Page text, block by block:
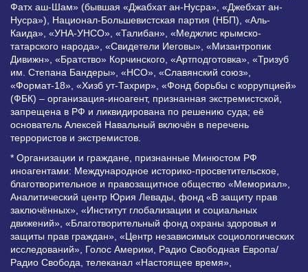
Фатх аш-Шам» (бывшая «Джабхат ан-Нусра», «Джебхат ан-
Нусра»), Национал-Большевистская партия (НБП), «Аль-
Каида», «УНА-УНСО», «Талибан», «Меджлис крымско-
татарского народа», «Свидетели Иеговы», «Мизантропик
Дивижн», «Братство» Корчинского, «Артподготовка», «Тризуб
им. Степана Бандеры», «НСО», «Славянский союз»,
«Формат-18», «Хизб ут-Тахрир», «Фонд борьбы с коррупцией»
(ФБК) – организация-иноагент, признанная экстремистской,
запрещена в РФ и ликвидирована по решению суда; её
основатель Алексей Навальный включён в перечень
террористов и экстремистов.
* Организации и граждане, признанные Минюстом РФ
иноагентами: Международное историко-просветительское,
благотворительное и правозащитное общество «Мемориал»,
Аналитический центр Юрия Левады, фонд «В защиту прав
заключённых», «Институт глобализации и социальных
движений», «Благотворительный фонд охраны здоровья и
защиты прав граждан», «Центр независимых социологических
исследований», Голос Америки, Радио Свободная Европа/
Радио Свобода, телеканал «Настоящее время»,